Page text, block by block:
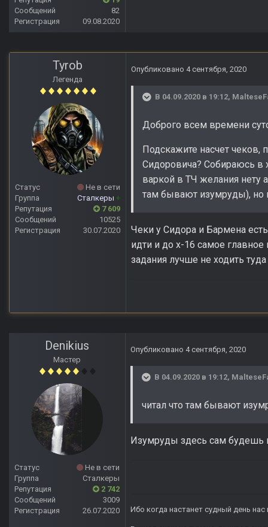
Сообщений
82
Регистрация
09.08.2020
Tyrob
Легенда
Статус
Не в сети
Группа
Сталкеры +
Репутация
7 609
Сообщений
10525
Регистрация
30.07.2020
Опубликовано 4 сентября, 2020
В 04.09.2020 в 19:12,
Доброго всем времени
Подскажите насчет чеков,
Сидоровича? Собираюсь в
варкой в ТЧ желания нету
там бывают изумруды), но
Чеки у Сидора и Бармена
идти и до х-16 самое
задания лучше не ходить
Denikius
Мастер
Статус
Не в сети
Группа
Сталкеры
Репутация
2 742
Сообщений
3009
Регистрация
26.07.2020
Опубликовано 4 сентября, 2020
В 04.09.2020 в 19:12,
читал что там бывают
Изумруды здесь сам будешь
Ибо когда настанет судный день